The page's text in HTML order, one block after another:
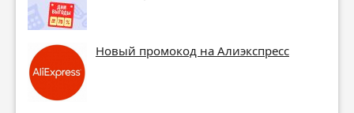
Новый промокод на Алиэкспресс